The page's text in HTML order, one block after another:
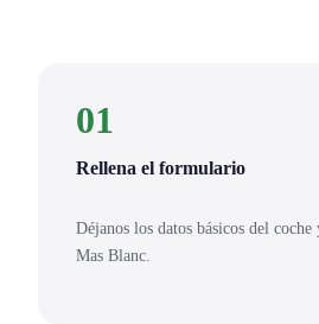
01
Rellena el formulario
Déjanos los datos básicos del
Mas Blanc.